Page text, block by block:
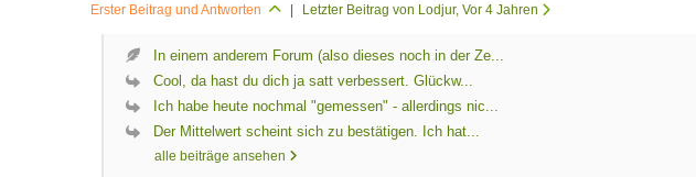
Erster Beitrag und Antworten | Letzter Beitrag von Lodjur, Vor 4 Jahren
In einem anderem Forum (also dieses noch in der Ze...
Cool, da hast du dich ja satt verbessert. Glückw...
Ich habe heute nochmal "gemessen" - allerdings nic...
Der Mittelwert scheint sich zu bestätigen. Ich hat...
alle beiträge ansehen